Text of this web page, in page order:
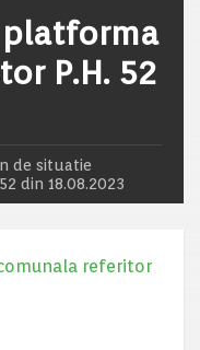
P.H. 52
de situatie
din 18.08.2023
referitor